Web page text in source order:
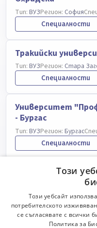
Тип: ВУЗРегион: София
Специалности
Тракийски
Тип: ВУЗРегион: Стара
Специалности
Университет
- Бургас
Тип: ВУЗРегион: Бургас
Специалности
Университет по
ВУЗРегион:Пловдив
Специалности
Този
Този уебсайт
потребителското
се съгласявате с всички
Политика за